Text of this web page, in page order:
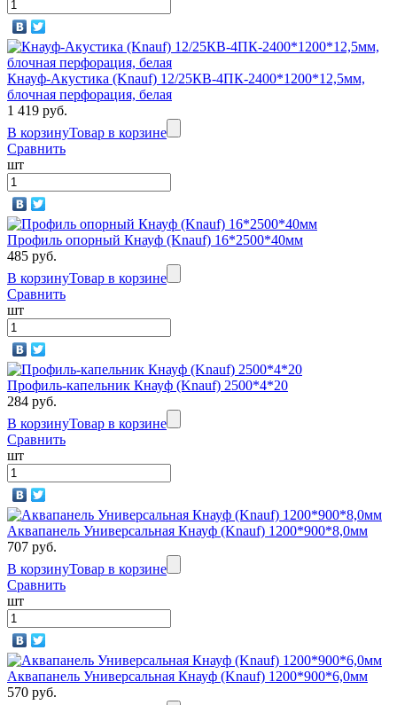
Кнауф-Акустика (Knauf) 12/25КВ-4ПК-2400*1200*12,5мм,
блочная перфорация, белая
1 419 руб.
В корзинуТовар в корзине
Сравнить
шт
Профиль опорный Кнауф (Knauf) 16*2500*40мм
485 руб.
В корзинуТовар в корзине
Сравнить
шт
Профиль-капельник Кнауф (Knauf) 2500*4*20
284 руб.
В корзинуТовар в корзине
Сравнить
шт
Аквапанель Универсальная Кнауф (Knauf) 1200*900*8,0мм
707 руб.
В корзинуТовар в корзине
Сравнить
шт
Аквапанель Универсальная Кнауф (Knauf) 1200*900*6,0мм
570 руб.